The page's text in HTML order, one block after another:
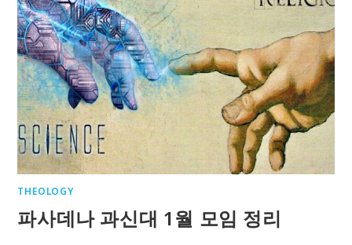
THEOLOGY
파사데나 과신대 1월 모임 정리